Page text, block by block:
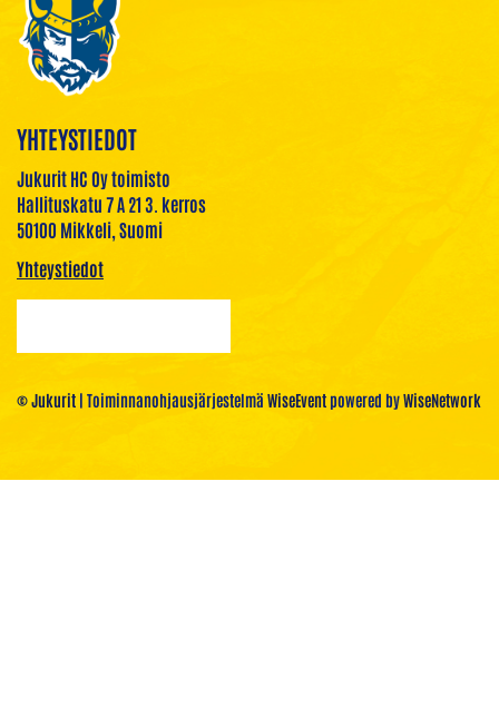
YHTEYSTIEDOT
Jukurit HC Oy toimisto
Hallituskatu 7 A 21 3. kerros
50100 Mikkeli, Suomi
Yhteystiedot
© Jukurit | Toiminnanohjausjärjestelmä WiseEventpowered byWiseNetwork